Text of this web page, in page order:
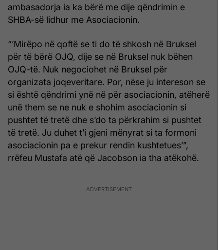
ambasadorja ia ka bërë me dije qëndrimin e
SHBA-së lidhur me Asociacionin.
“’Mirëpo në qoftë se ti do të shkosh në Bruksel
për të bërë OJQ, dije se në Bruksel nuk bëhen
OJQ-të. Nuk negociohet në Bruksel për
organizata joqeveritare. Por, nëse ju intereson se
si është qëndrimi ynë në për asociacionin, atëherë
unë them se ne nuk e shohim asociacionin si
pushtet të tretë dhe s’do ta përkrahim si pushtet
të tretë. Ju duhet t’i gjeni mënyrat si ta formoni
asociacionin pa e prekur rendin kushtetues’”,
rrëfeu Mustafa atë që Jacobson ia tha atëkohë.